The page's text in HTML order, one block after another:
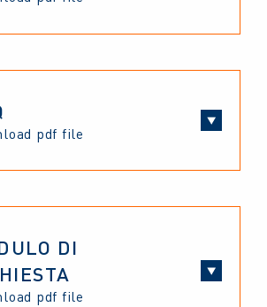
pdf file
DI
pdf file